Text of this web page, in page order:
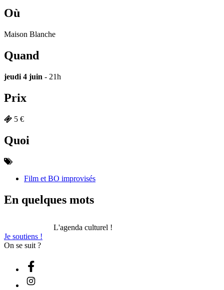
Où
Maison Blanche
Quand
jeudi 4 juin - 21h
Prix
5 €
Quoi
Film et BO improvisés
En quelques mots
L'agenda culturel !
Je soutiens !
On se suit ?